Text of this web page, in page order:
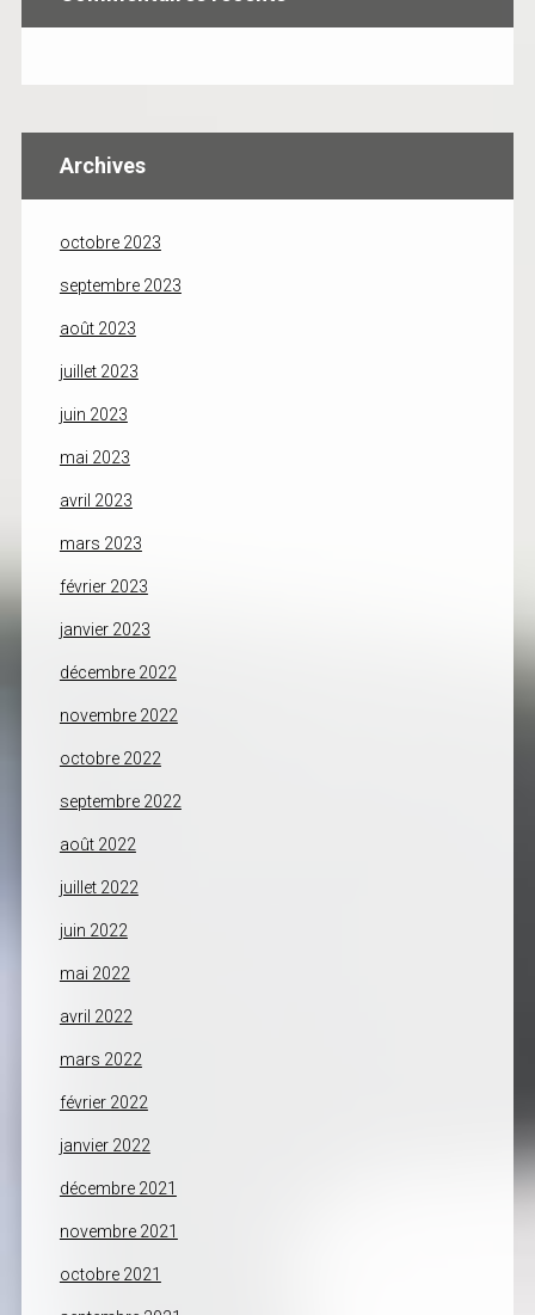
Archives
octobre 2023
septembre 2023
août 2023
juillet 2023
juin 2023
mai 2023
avril 2023
mars 2023
février 2023
janvier 2023
décembre 2022
novembre 2022
octobre 2022
septembre 2022
août 2022
juillet 2022
juin 2022
mai 2022
avril 2022
mars 2022
février 2022
janvier 2022
décembre 2021
novembre 2021
octobre 2021